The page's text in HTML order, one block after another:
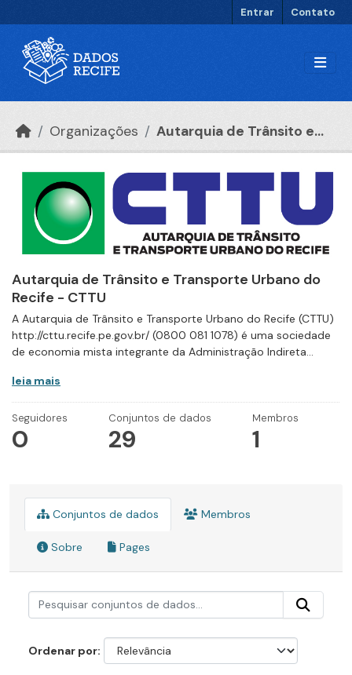
Entrar Contato
Organizações Autarquia de Trânsito e...
Autarquia de Trânsito e Transporte Urbano do
Recife - CTTU
A Autarquia de Trânsito e Transporte Urbano do Recife (CTTU)
http://cttu.recife.pe.gov.br/ (0800 081 1078) é uma sociedade
de economia mista integrante da Administração Indireta...
leia mais
Seguidores
0
Conjuntos de dados
29
Membros
1
Conjuntos de dados Membros
Sobre Pages
Ordenar por